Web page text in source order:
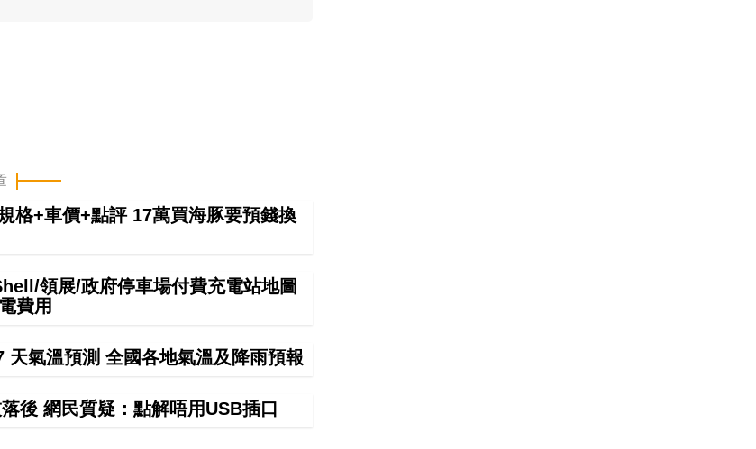
格+車價+點評 17萬買海豚要預錢換
領展/政府停車場付費充電站地圖
費用
天氣溫預測 全國各地氣溫及降雨預報
後 網民質疑：點解唔用USB插口